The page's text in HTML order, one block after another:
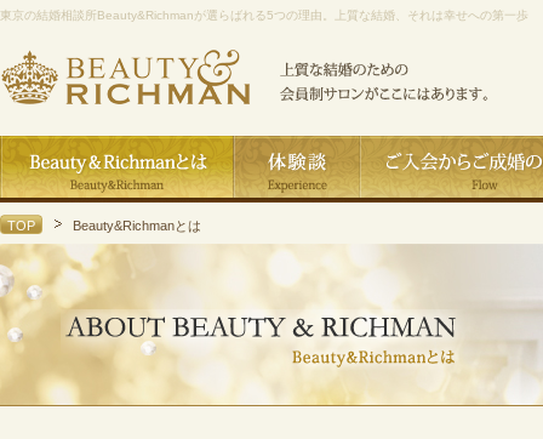
東京の結婚相談所Beauty&Richmanが選らばれる5つの理由。上質な結婚、それは幸せへの第一歩
TOP Beauty&Richmanとは